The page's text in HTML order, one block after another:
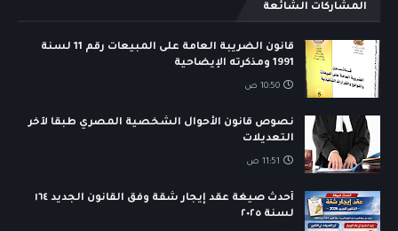
المشاركات الشائعة
قانون الضريبة العامة على المبيعات رقم 11 لسنة
1991 ومذكرته الإيضاحية
10:50 ص
نصوص قانون الأحوال الشخصية المصري طبقا لآخر
التعديلات
11:51 ص
أحدث صيغة عقد إيجار شقة وفق القانون الجديد ١٦٤
لسنة ٢٠٢٥